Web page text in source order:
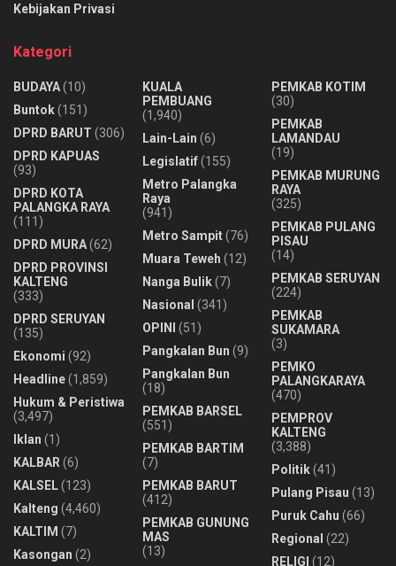
Kebijakan Privasi
Kategori
BUDAYA(10)
Buntok(151)
DPRD BARUT (306)
DPRD KAPUAS
(93)
DPRD KOTA
PALANGKA RAYA
(111)
DPRD MURA(62)
DPRD PROVINSI
KALTENG
(333)
DPRD SERUYAN
(135)
Ekonomi (92)
Headline(1,859)
Hukum & Peristiwa
(3,497)
Iklan (1)
KALBAR (6)
KALSEL(123)
Kalteng (4,460)
KALTIM (7)
Kasongan (2)
KUALA
PEMBUANG
(1,940)
Lain-Lain (6)
Legislatif(155)
Metro Palangka
Raya
(941)
Metro Sampit(76)
Muara Teweh (12)
Nanga Bulik(7)
Nasional (341)
OPINI
(51)
Pangkalan Bun (9)
Pangkalan Bun
(18)
PEMKAB BARSEL
(551)
PEMKAB BARTIM
(7)
PEMKAB BARUT
(412)
PEMKAB GUNUNG
MAS
(13)
PEMKAB KOTIM
(30)
PEMKAB
LAMANDAU
(19)
PEMKAB MURUNG
RAYA
(325)
PEMKAB PULANG
PISAU
(14)
PEMKAB SERUYAN
(224)
PEMKAB
SUKAMARA
(3)
PEMKO
PALANGKARAYA
(470)
PEMPROV
KALTENG
(3,388)
Politik(41)
Pulang Pisau (13)
Puruk Cahu (66)
Regional (22)
RELIGI (12)